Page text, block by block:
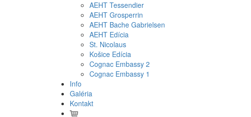
AEHT Tessendier
AEHT Grosperrin
AEHT Bache Gabrielsen
AEHT Edícia
St. Nicolaus
Košice Edícia
Cognac Embassy 2
Cognac Embassy 1
Info
Galéria
Kontakt